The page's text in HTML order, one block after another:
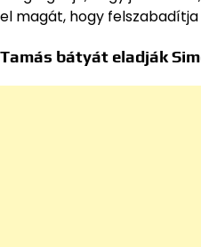
el magát, hogy
Tamás bátyát eladják